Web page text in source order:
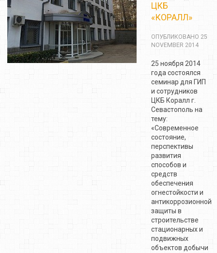
ЦКБ
«КОРАЛЛ»
ОПУБЛИКОВАНО 25
NOVEMBER 2014
25 ноября 2014
года состоялся
семинар для ГИП
и сотрудников
ЦКБ Коралл г.
Севастополь на
тему:
«Современное
состояние,
перспективы
развития
способов и
средств
обеспечения
огнестойкости и
антикоррозионной
защиты в
строительстве
стационарных и
подвижных
объектов добычи